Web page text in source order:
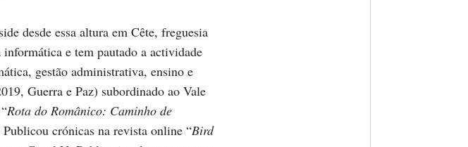
desde essa altura em Cête, freguesia
e tem pautado a actividade
gestão administrativa, ensino e
Guerra e Paz) subordinado ao Vale
Rota do Românico: Caminho de
crónicas na revista online “Bird